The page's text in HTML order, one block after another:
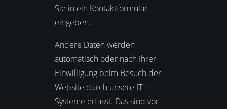
Sie in ein Kontaktformular
eingeben.
Andere Daten werden
automatisch oder nach Ihrer
Einwilligung beim Besuch der
Website durch unsere IT-
Systeme erfasst. Das sind vor